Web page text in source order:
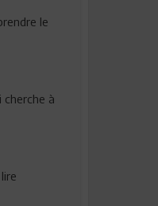
le
cherche à